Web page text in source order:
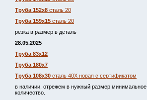
Труба 152х8 сталь 20
Труба 159х15 сталь 20
резка в размер в деталь
28.05.2025
Труба 83х12
Труба 180х7
Труба 108х30 сталь 40Х новая с сертификатом
в наличии, отрежем в нужный размер минимальное
количество.